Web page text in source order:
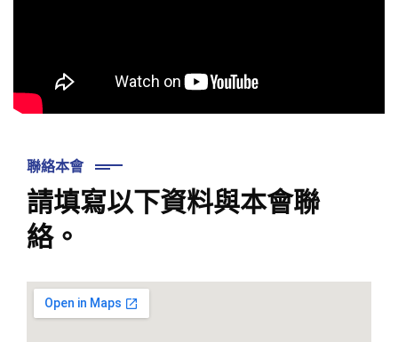
聯絡本會
請填寫以下資料與本會聯
絡。